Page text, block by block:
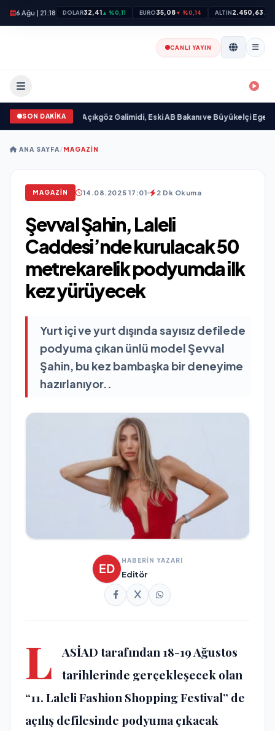
6 Ağu | 21:18 DOLAR32,41▲ %0,11 EURO35,08▼ %0,14 ALTIN2.450,63 ▲
CANLI YAYIN
SON DAKİKA
•Ali Emre Açıkgöz Galimidi, Eski AB Bakanı ve Büyükelçi Egemen
ANA SAYFA/MAGAZIN
MAGAZIN 14.08.2025 17:01 2 Dk Okuma
Şevval Şahin, Laleli
Caddesi’nde kurulacak 50
metrekarelik podyumda ilk
kez yürüyecek
Yurt içi ve yurt dışında sayısız defilede
podyuma çıkan ünlü model Şevval
Şahin, bu kez bambaşka bir deneyime
hazırlanıyor..
HABERİN YAZARI
Editör
L
ASİAD tarafından 18-19 Ağustos
tarihlerinde gerçekleşecek olan
“11. Laleli Fashion Shopping Festival” de
açılış defilesinde podyuma çıkacak